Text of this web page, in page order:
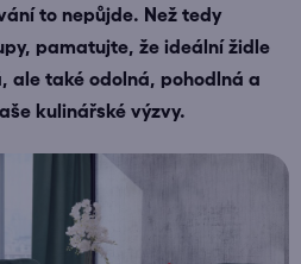
to nepůjde. Než tedy
pamatujte, že ideální židle
ale také odolná, pohodlná a
kulinářské výzvy.